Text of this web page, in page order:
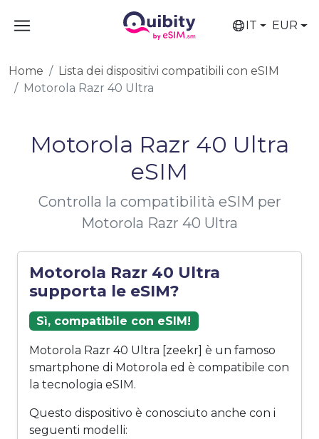
IT EUR
Home
Lista dei dispositivi compatibili con eSIM
Motorola Razr 40 Ultra
Motorola Razr 40 Ultra
eSIM
Controlla la compatibilità eSIM per
Motorola Razr 40 Ultra
Motorola Razr 40 Ultra
supporta le eSIM?
Sì, compatibile con eSIM!
Motorola Razr 40 Ultra [zeekr] è un famoso
smartphone di Motorola ed è compatibile con
la tecnologia eSIM.
Questo dispositivo è conosciuto anche con i
seguenti modelli: